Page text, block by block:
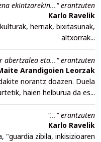
ekintzarekin..." erantzuten
Karlo Ravelik
herriak, bixitasunak,
altxorrak...
abertzalea eta..." erantzuten
Arandigoien Leorzak
norantz doazen. Duela
haien helburua da es...
"..." erantzuten
Karlo Ravelik
"guardia zibila, inkisizioaren